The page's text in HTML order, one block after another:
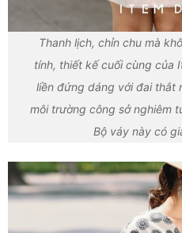
Thanh lịch, chỉn chu mà
tính, thiết kế cuối cùng của
liền đứng dáng với đai thắt
môi trường công sở nghiêm
Bộ váy này có